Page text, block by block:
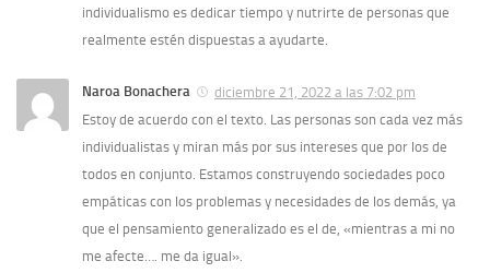
individualismo es dedicar tiempo y nutrirte de personas que
realmente estén dispuestas a ayudarte.
Naroa Bonachera
diciembre 21, 2022 a las 7:02 pm
Estoy de acuerdo con el texto. Las personas son cada vez más
individualistas y miran más por sus intereses que por los de
todos en conjunto. Estamos construyendo sociedades poco
empáticas con los problemas y necesidades de los demás, ya
que el pensamiento generalizado es el de, «mientras a mi no
me afecte…. me da igual».